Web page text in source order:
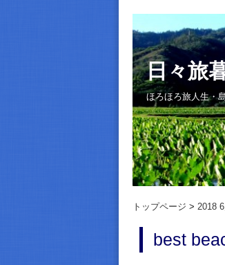
日々旅
ほろほろ旅人生・
トップページ 2018 6
best